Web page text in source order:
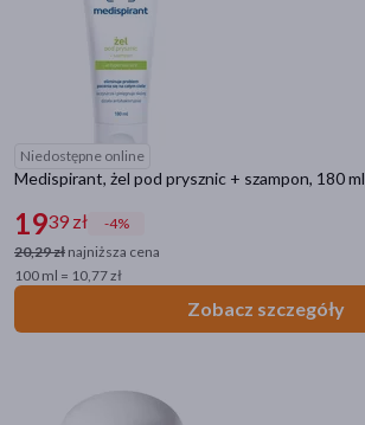
Niedostępne online
Medispirant, żel pod prysznic + szampon, 180 ml
1939 zł
-4%
20,29 zł najniższa cena
100 ml = 10,77 zł
Zobacz szczegóły
olej z bawełny
pokaż więcej
Część ciała
pachy
(7)
skóra(7)
dłonie
pokaż więcej